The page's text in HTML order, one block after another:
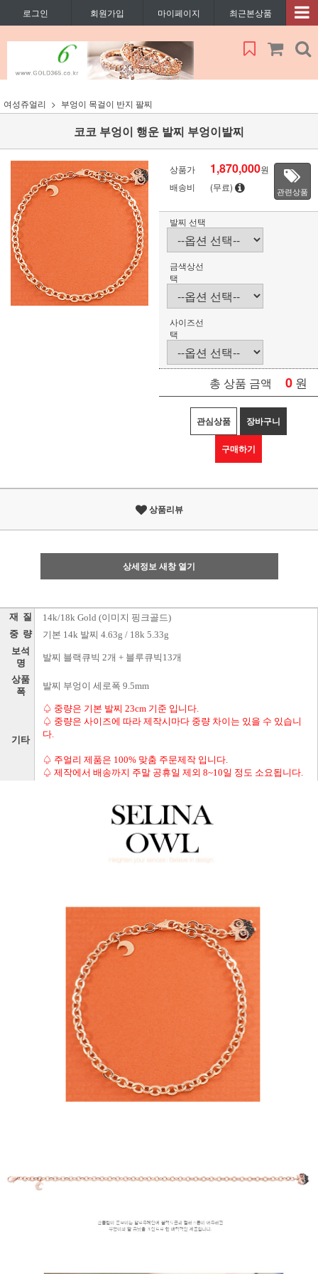
로그인 회원가입 마이페이지 최근본상품
여성쥬얼리 부엉이 목걸이 반지 팔찌
코코 부엉이 행운 발찌 부엉이발찌
상품가 1,870,000원
배송비
(무료) 관련상품
발찌 선택
금색상선
택
사이즈선
택
총 상품 금액 0 원
관심상품 장바구니
구매하기
상품리뷰
상세정보 새창 열기
재 질 14k/18k Gold (이미지 핑크골드)
중 량 기본 14k 발찌 4.63g / 18k 5.33g
보석
명
발찌 블랙큐빅 2개 + 블루큐빅13개
상품
폭
발찌 부엉이 세로폭 9.5mm
기타
♤ 중량은 기본 발찌 23cm 기준 입니다.
♤ 중량은 사이즈에 따라 제작시마다 중량 차이는 있을 수 있습니
다.
♤ 주얼리 제품은 100% 맞춤 주문제작 입니다.
♤ 제작에서 배송까지 주말 공휴일 제외 8~10일 정도 소요됩니다.